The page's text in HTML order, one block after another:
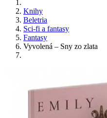
Knihy
Beletria
Sci-fi a fantasy
Fantasy
Vyvolená – Sny zo zlata